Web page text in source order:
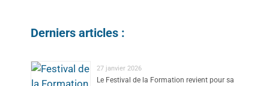
Derniers articles :
27 janvier 2026
Le Festival de la Formation revient pour sa